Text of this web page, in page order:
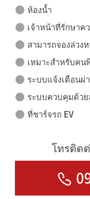
ห้องน้ำ
เจ้าหน้าที่รักษาค
สามารถจองล่วง
เหมาะสำหรับคน
ระบบแจ้งเตือน
ระบบควบคุมด้ว
ที่ชาร์จรถ EV
โทรติด